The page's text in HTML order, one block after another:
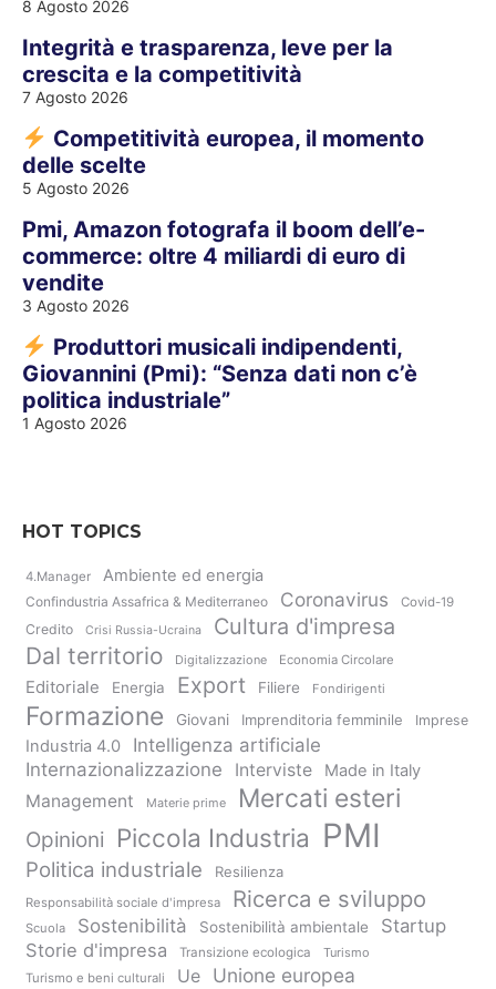
8 Agosto 2026
Integrità e trasparenza, leve per la
crescita e la competitività
7 Agosto 2026
Competitività europea, il momento
delle scelte
5 Agosto 2026
Pmi, Amazon fotografa il boom dell’e-
commerce: oltre 4 miliardi di euro di
vendite
3 Agosto 2026
Produttori musicali indipendenti,
Giovannini (Pmi): “Senza dati non c’è
politica industriale”
1 Agosto 2026
HOT TOPICS
4.Manager Ambiente ed energia
Confindustria Assafrica & Mediterraneo Coronavirus Covid-19
Credito Crisi Russia-Ucraina Cultura d'impresa
Dal territorio Digitalizzazione Economia Circolare
Editoriale Energia Export Filiere Fondirigenti
Formazione Giovani Imprenditoria femminile Imprese
Industria 4.0
Intelligenza artificiale
Internazionalizzazione
Interviste Made in Italy
Management Materie prime Mercati esteri
Opinioni Piccola Industria PMI
Politica industriale Resilienza
Responsabilità sociale d'impresa Ricerca e sviluppo
Scuola Sostenibilità Sostenibilità ambientale
Startup
Storie d'impresa
Transizione ecologica
Turismo
Turismo e beni culturali
Ue Unione europea